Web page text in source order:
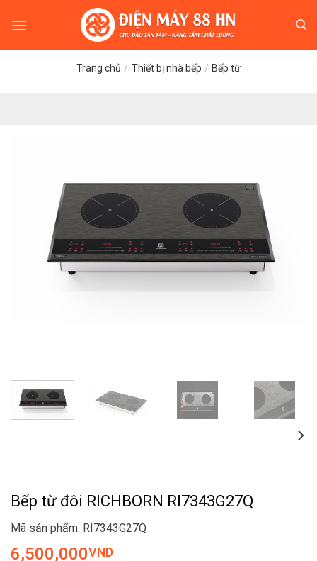
Trang chủ / Thiết bị nhà bếp / Bếp từ
Bếp từ đôi RICHBORN RI7343G27Q
Mã sản phẩm: RI7343G27Q
6,500,000VND